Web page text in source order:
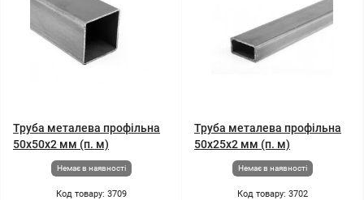
Труба металева профільна
50x50x2 мм (п. м)
Немає в наявності
Код товару: 3709
Труба металева профільна
50x25x2 мм (п. м)
Немає в наявності
Код товару: 3702